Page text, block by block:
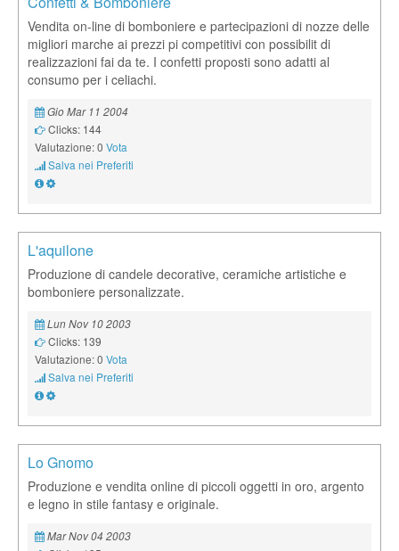
Vendita on-line di bomboniere e partecipazioni di nozze delle
migliori marche ai prezzi pi competitivi con possibilit di
realizzazioni fai da te. I confetti proposti sono adatti al
consumo per i celiachi.
Gio Mar 11 2004
Clicks: 144
Valutazione: 0 Vota
Salva nei Preferiti
L'aquilone
Produzione di candele decorative, ceramiche artistiche e
bomboniere personalizzate.
Lun Nov 10 2003
Clicks: 139
Valutazione: 0 Vota
Salva nei Preferiti
Lo Gnomo
Produzione e vendita online di piccoli oggetti in oro, argento
e legno in stile fantasy e originale.
Mar Nov 04 2003